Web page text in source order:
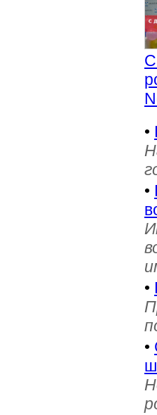
•
•
•
•